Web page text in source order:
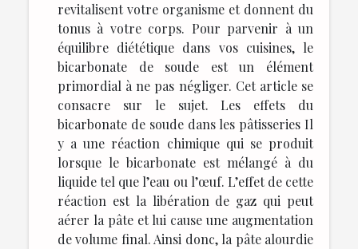
revitalisent votre organisme et donnent du
tonus à votre corps. Pour parvenir à un
équilibre diététique dans vos cuisines, le
bicarbonate de soude est un élément
primordial à ne pas négliger. Cet article se
consacre sur le sujet. Les effets du
bicarbonate de soude dans les pâtisseries Il
y a une réaction chimique qui se produit
lorsque le bicarbonate est mélangé à du
liquide tel que l’eau ou l’œuf. L’effet de cette
réaction est la libération de gaz qui peut
aérer la pâte et lui cause une augmentation
de volume final. Ainsi donc, la pâte alourdie